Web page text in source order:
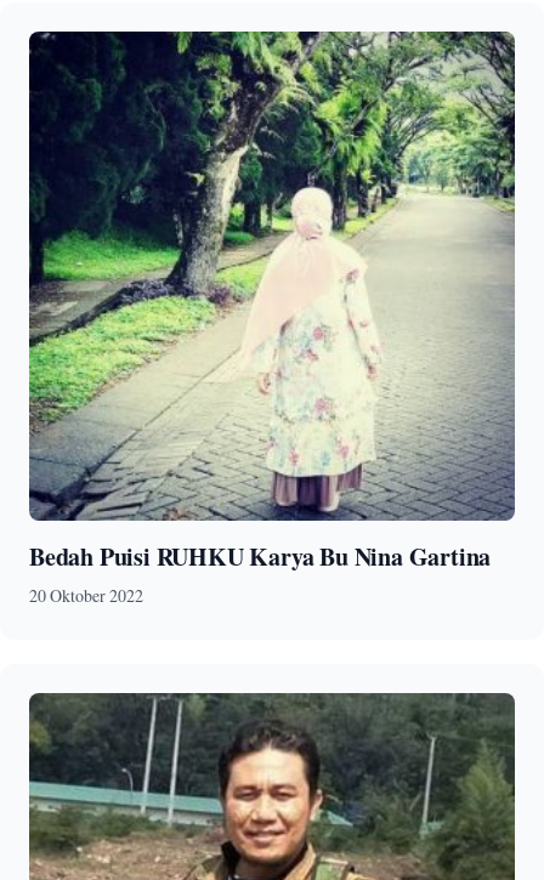
Bedah Puisi RUHKU Karya Bu Nina Gartina
20 Oktober 2022